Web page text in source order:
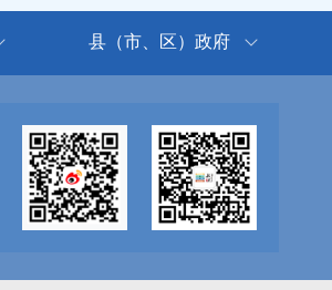
县（市、区）政府